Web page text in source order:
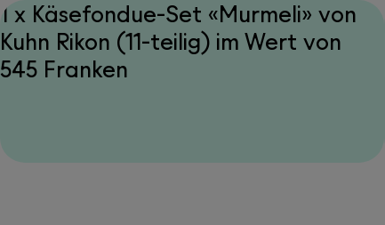
1 x Käsefondue-Set «Murmeli» von
Kuhn Rikon (11-teilig) im Wert von
545 Franken